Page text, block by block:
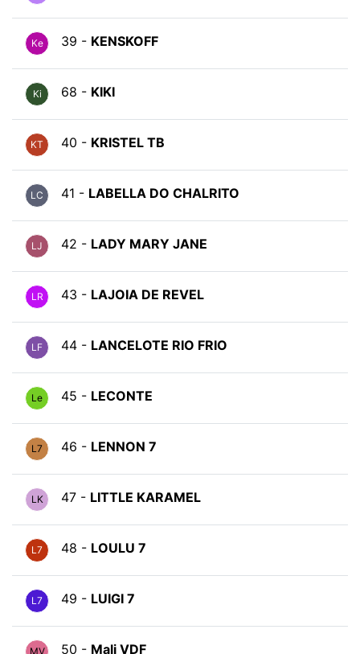
Ke 39 - KENSKOFF
Ki 68 - KIKI
KT 40 - KRISTEL TB
LC 41 - LABELLA DO CHALRITO
LJ 42 - LADY MARY JANE
LR 43 - LAJOIA DE REVEL
LF 44 - LANCELOTE RIO FRIO
Le 45 - LECONTE
L7 46 - LENNON 7
LK 47 - LITTLE KARAMEL
L7 48 - LOULU 7
L7 49 - LUIGI 7
MV 50 - Mali VDF